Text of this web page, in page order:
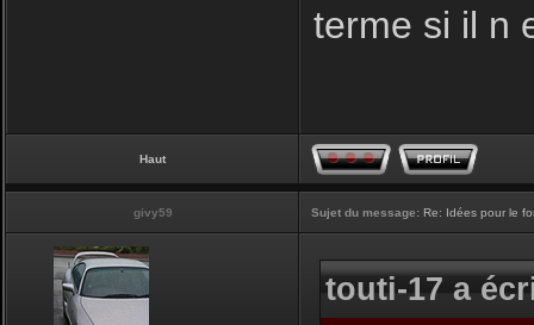
terme si il n
Haut
givy59 Sujet du message: Re: Idées pour le
touti-17 a